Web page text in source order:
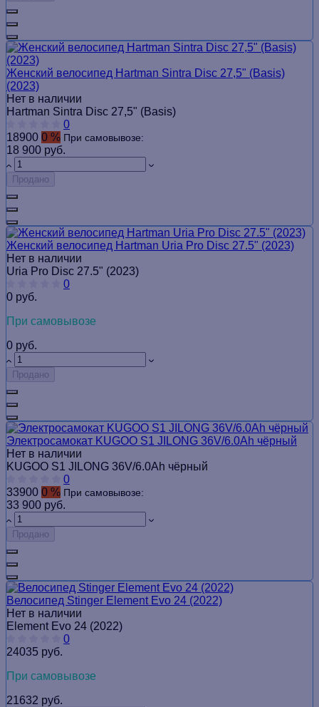
Женский велосипед Hartman Sintra Disc 27,5" (Basis)
(2023)
Нет в наличии
Hartman Sintra Disc 27,5" (Basis)
0
18900 0 % При самовывозе:
18 900 руб.
Продано
Женский велосипед Hartman Uria Pro Disc 27.5" (2023)
Нет в наличии
Uria Pro Disc 27.5" (2023)
0
0 руб.
При самовывозе
0 руб.
Продано
Электросамокат KUGOO S1 JILONG 36V/6.0Ah чёрный
Нет в наличии
KUGOO S1 JILONG 36V/6.0Ah чёрный
0
33900 0 % При самовывозе:
33 900 руб.
Продано
Велосипед Stinger Element Evo 24 (2022)
Нет в наличии
Element Evo 24 (2022)
0
24035 руб.
При самовывозе
21632 руб.